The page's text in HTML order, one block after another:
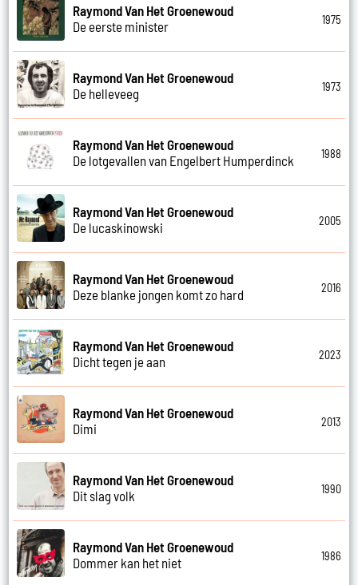
Raymond Van Het Groenewoud
De eerste minister
1975
Raymond Van Het Groenewoud
De helleveeg
1973
Raymond Van Het Groenewoud
De lotgevallen van Engelbert Humperdinck
1988
Raymond Van Het Groenewoud
De lucaskinowski
2005
Raymond Van Het Groenewoud
Deze blanke jongen komt zo hard
2016
Raymond Van Het Groenewoud
Dicht tegen je aan
2023
Raymond Van Het Groenewoud
Dimi
2013
Raymond Van Het Groenewoud
Dit slag volk
1990
Raymond Van Het Groenewoud
Dommer kan het niet
1986